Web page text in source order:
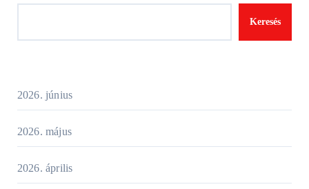
Keresés
2026. június
2026. május
2026. április